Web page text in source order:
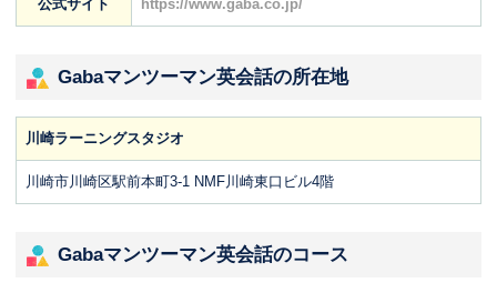
公式サイト https://www.gaba.co.jp/
Gabaマンツーマン英会話の所在地
川崎ラーニングスタジオ
川崎市川崎区駅前本町3-1 NMF川崎東口ビル4階
Gabaマンツーマン英会話のコース